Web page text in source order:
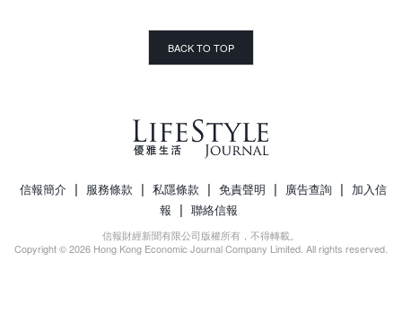
BACK TO TOP
信報簡介 | 服務條款 | 私隱條款 | 免責聲明 | 廣告查詢 | 加入信
報 | 聯絡信報
信報財經新聞有限公司版權所有，不得轉載。
Copyright © 2026 Hong Kong Economic Journal Company Limited. All rights reserved.